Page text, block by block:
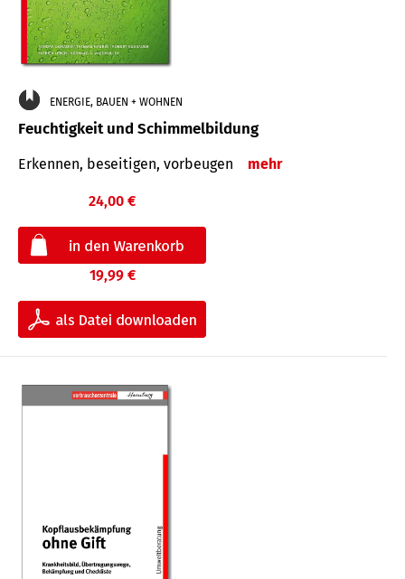
ENERGIE, BAUEN + WOHNEN
Feuchtigkeit und Schimmelbildung
Erkennen, beseitigen, vorbeugen mehr
24,00 €
19,99 €